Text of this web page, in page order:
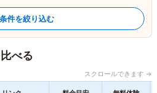
件を絞り込む
べる
スクロールできます →